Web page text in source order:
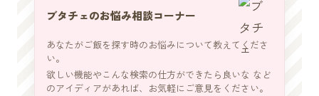
ブタチェのお悩み相談コーナー
あなたがご飯を探す時のお悩みについて教えてくださ
い。
欲しい機能やこんな検索の仕方ができたら良いな など
のアイディアがあれば、お気軽にご意見をください。